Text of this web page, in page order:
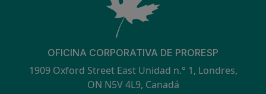
OFICINA CORPORATIVA DE PRORESP
1909 Oxford Street East Unidad n.° 1, Londres,
ON N5V 4L9, Canadá